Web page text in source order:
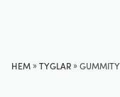
HEM»TYGLAR»